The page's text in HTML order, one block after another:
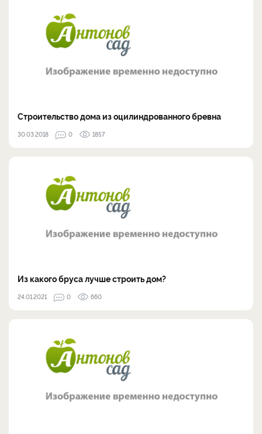
Строительство дома из оцилиндрованного бревна
30.03.2018 0 1857
Из какого бруса лучше строить дом?
24.01.2021 0 660